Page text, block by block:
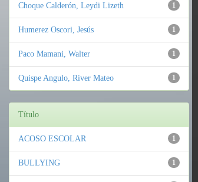
1
Choque Calderón, Leydi Lizeth
1
Humerez Oscori, Jesús
1
Paco Mamani, Walter
1
Quispe Angulo, River Mateo
Título
1
ACOSO ESCOLAR
1
BULLYING